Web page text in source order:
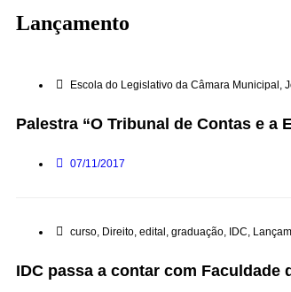
Lançamento
Escola do Legislativo da Câmara Municipal ,
Palestra “O Tribunal de Contas e
07/11/2017
curso, Direito, edital , graduação, IDC,
IDC passa a contar com Faculdade